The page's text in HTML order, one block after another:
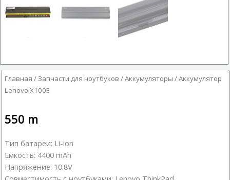
Главная /Запчасти для ноутбуков /Аккумуляторы / Аккумулятор
Lenovo X100E
550 m
Тип батареи: Li-ion
Емкость: 4400 mAh
Напряжение: 10.8V